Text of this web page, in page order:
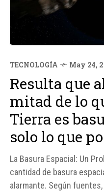
TECNOLOGÍA May 24,
Resulta que
mitad de lo
Tierra es
solo lo que
La Basura Espacial: Un
cantidad de basura
alarmante. Según